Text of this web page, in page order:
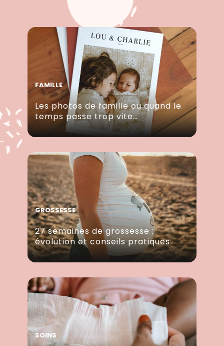
FAMILLE
Les photos de famille ou quand le
temps passe trop vite…
GROSSESSE
27 semaines de grossesse :
évolution et conseils pratiques
SOINS